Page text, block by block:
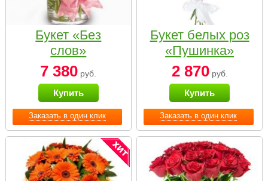
Заказать в один клик
Букет «Без
слов»
7 380 руб.
Купить
Заказать в один клик
Букет белых роз
«Пушинка»
2 870руб.
Купить